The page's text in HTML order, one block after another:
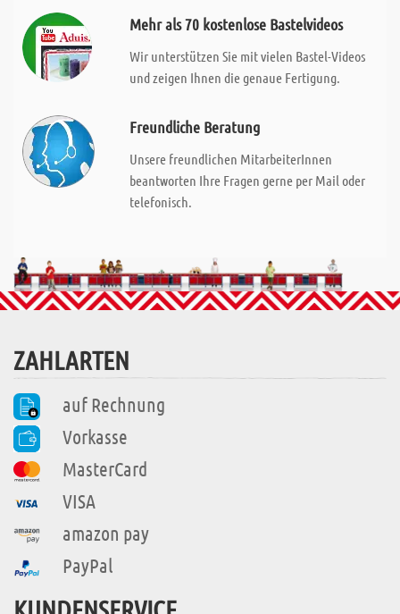
Mehr als 70 kostenlose Bastelvideos
Wir unterstützen Sie mit vielen Bastel-Videos
und zeigen Ihnen die genaue Fertigung.
Freundliche Beratung
Unsere freundlichen MitarbeiterInnen
beantworten Ihre Fragen gerne per Mail oder
telefonisch.
ZAHLARTEN
auf Rechnung
Vorkasse
MasterCard
VISA
amazon pay
PayPal